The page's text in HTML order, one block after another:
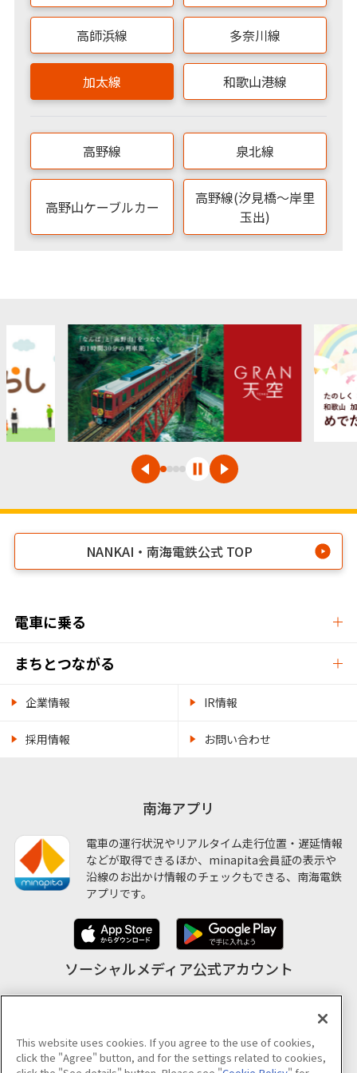
高師浜線 多奈川線
加太線 和歌山港線
高野線 泉北線
高野山ケーブルカー
高野線(汐見橋～岸里
玉出)
NANKAI・南海電鉄公式 TOP
電車に乗る
まちとつながる
企業情報 IR情報
採用情報 お問い合わせ
南海アプリ
電車の運行状況やリアルタイム走行位置・遅延情報
などが取得できるほか、minapita会員証の表示や
沿線のお出かけ情報のチェックもできる、南海電鉄
アプリです。
ソーシャルメディア公式アカウント
公式アカウント一覧
This website uses cookies. If you agree to the use of cookies,
click the "Agree" button, and for the settings related to cookies,